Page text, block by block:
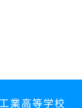
業高等学校